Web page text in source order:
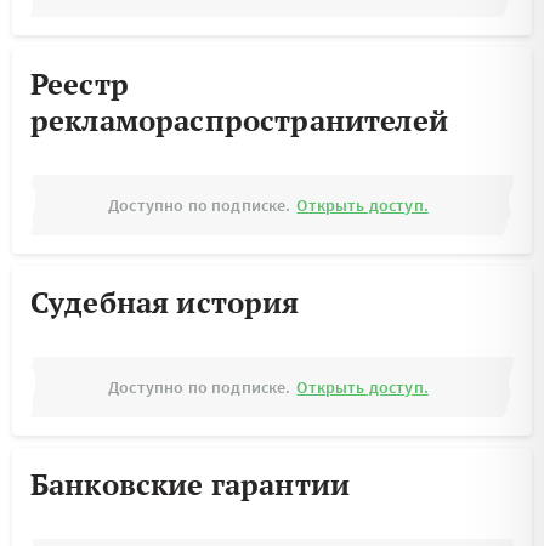
Реестр
рекламораспространителей
Доступно по подписке. Открыть доступ.
Судебная история
Доступно по подписке. Открыть доступ.
Банковские гарантии